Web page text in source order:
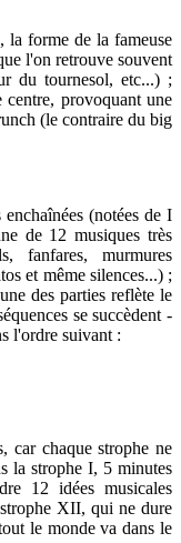
forme de la fameuse
l'on retrouve souvent
du tournesol, etc...) ;
centre, provoquant une
(le contraire du big
(notées de I
de 12 musiques très
fanfares, murmures
et même silences...) ;
des parties reflète le
se succèdent -
l'ordre suivant :
car chaque strophe ne
la strophe I, 5 minutes
12 idées musicales
XII, qui ne dure
le monde va dans le